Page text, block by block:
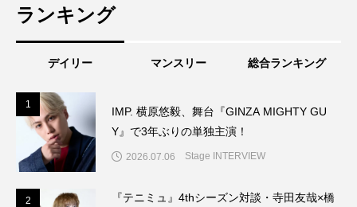
ランキング
デイリー マンスリー 総合ランキング
1
IMP. 横原悠毅、舞台『GINZA MIGHTY GU
Y』で3年ぶりの単独主演！
2026.07.06 Stage INTERVIEW
2
『テニミュ』4thシーズン対談・寺田友哉×橋